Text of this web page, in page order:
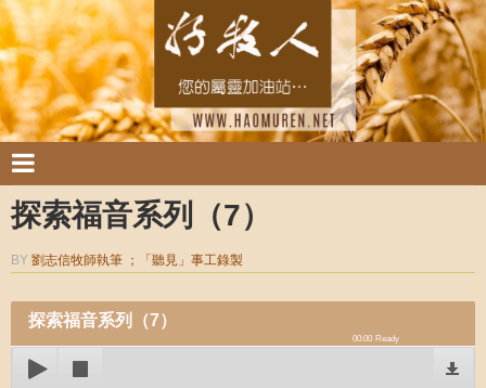
探索福音系列（7）
BY 劉志信牧師執筆 ；「聽見」事工錄製
探索福音系列（7）
00:00 Ready